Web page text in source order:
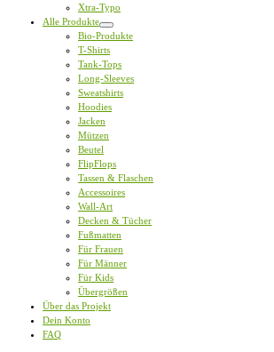
Xtra-Typo
Alle Produkte
Bio-Produkte
T-Shirts
Tank-Tops
Long-Sleeves
Sweatshirts
Hoodies
Jacken
Mützen
Beutel
FlipFlops
Tassen & Flaschen
Accessoires
Wall-Art
Decken & Tücher
Fußmatten
Für Frauen
Für Männer
Für Kids
Übergrößen
Über das Projekt
Dein Konto
FAQ